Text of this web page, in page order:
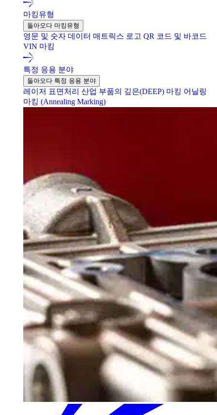
마킹유형
돌아오다 마킹유형
영문 및 숫자 데이터 매트릭스 로고 QR 코드 및 바코드
VIN 마킹
특정 응용 분야
돌아오다 특정 응용 분야
레이저 표면처리 산업 부품의 깊은(DEEP) 마킹 어닐링
마킹 (Annealing Marking)